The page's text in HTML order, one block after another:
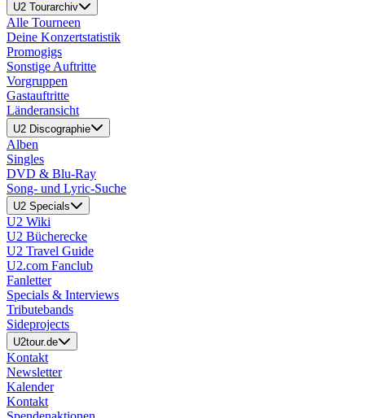
U2 Tourarchiv
Alle Tourneen
Deine Konzertstatistik
Promogigs
Sonstige Auftritte
Vorgruppen
Gastauftritte
Länderansicht
U2 Discographie
Alben
Singles
DVD & Blu-Ray
Song- und Lyric-Suche
U2 Specials
U2 Wiki
U2 Bücherecke
U2 Travel Guide
U2.com Fanclub
Fanletter
Specials & Interviews
Tributebands
Sideprojects
U2tour.de
Kontakt
Newsletter
Kalender
Kontakt